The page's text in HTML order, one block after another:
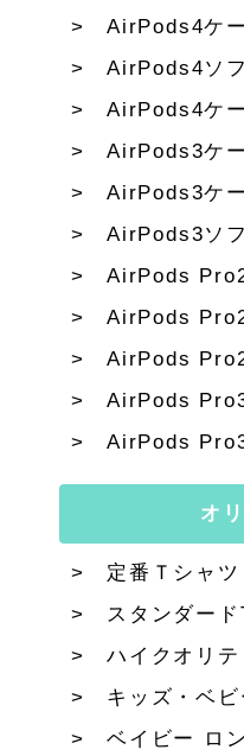
AirPods4ケ
AirPods4ソ
AirPods4ケ
AirPods3ケ
AirPods3ケ
AirPods3ソ
AirPods
AirPods
AirPods
AirPods
AirPods
オ
定番Ｔシャツ
スタンダード
ハイクオリ
キッズ・ベ
ベイビー ロ